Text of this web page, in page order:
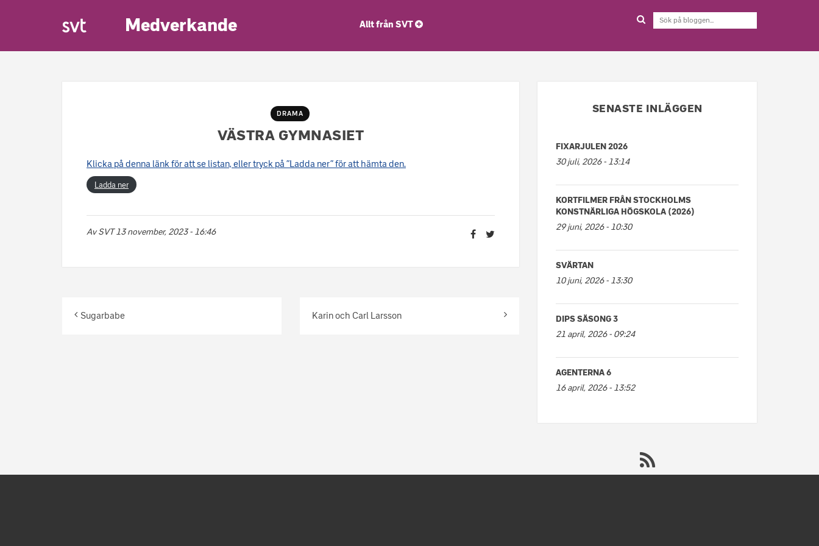
Medverkande Allt från SVT
DRAMA
VÄSTRA GYMNASIET
Klicka på denna länk för att se listan, eller tryck på ”Ladda ner” för att hämta den.
Ladda ner
AvSVT 13 november, 2023 - 16:46
Sugarbabe Karin och Carl Larsson
SENASTE INLÄGGEN
FIXARJULEN 2026
30 juli, 2026 - 13:14
KORTFILMER FRÅN STOCKHOLMS
KONSTNÄRLIGA HÖGSKOLA (2026)
29 juni, 2026 - 10:30
SVÄRTAN
10 juni, 2026 - 13:30
DIPS SÄSONG 3
21 april, 2026 - 09:24
AGENTERNA 6
16 april, 2026 - 13:52